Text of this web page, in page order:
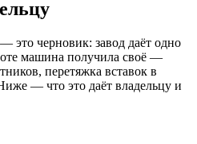
это черновик: завод даёт одно
машина получила своё —
перетяжка вставок в
— что это даёт владельцу и